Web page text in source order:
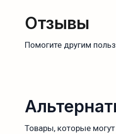
Отзывы
Помогите другим
Товары, которые